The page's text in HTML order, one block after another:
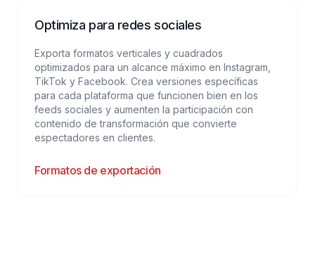
Optimiza para redes sociales
Exporta formatos verticales y cuadrados
optimizados para un alcance máximo en Instagram,
TikTok y Facebook. Crea versiones específicas
para cada plataforma que funcionen bien en los
feeds sociales y aumenten la participación con
contenido de transformación que convierte
espectadores en clientes.
Formatos de exportación